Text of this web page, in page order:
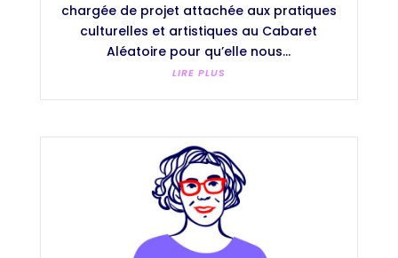
chargée de projet attachée aux pratiques
culturelles et artistiques au Cabaret
Aléatoire pour qu’elle nous...
LIRE PLUS